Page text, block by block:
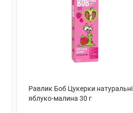
Равлик Боб Цукерки натуральні
яблуко-малина 30 г